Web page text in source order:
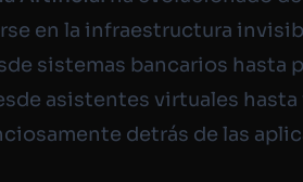
en la infraestructura
sistemas bancarios hasta
asistentes virtuales
detrás de las